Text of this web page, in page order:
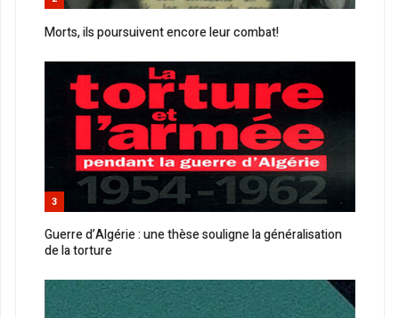
Morts, ils poursuivent encore leur combat!
3
Guerre d’Algérie : une thèse souligne la généralisation
de la torture